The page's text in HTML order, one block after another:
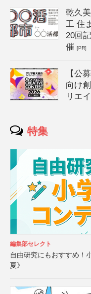
乾久
工 住
20回
催[PR]
【公
向け
リエ
特集
編集部セレクト
自由研究にもおすすめ！
夏》